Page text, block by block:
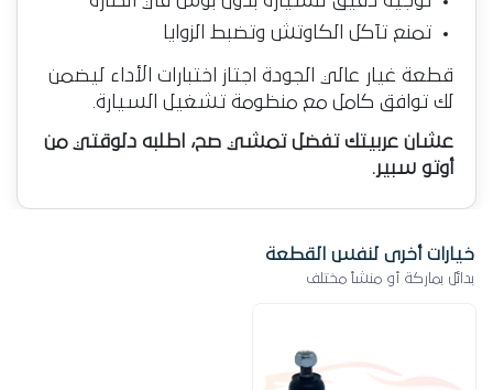
تمنع تآكل الكاوتش وتضبط الزوايا
قطعة غيار عالي الجودة اجتاز اختبارات الأداء ليضمن
لك توافق كامل مع منظومة تشغيل السيارة.
عشان عربيتك تفضل تمشي صح، اطلبه دلوقتي من
أوتو سبير.
خيارات أخرى لنفس القطعة
بدائل بماركة أو منشأ مختلف